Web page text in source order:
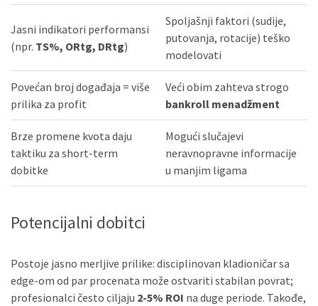
Jasni indikatori performansi
(npr. TS%, ORtg, DRtg)
Spoljašnji faktori (sudije,
putovanja, rotacije) teško
modelovati
Povećan broj događaja = više
prilika za profit
Veći obim zahteva strogo
bankroll menadžment
Brze promene kvota daju
taktiku za short-term
dobitke
Mogući slučajevi
neravnopravne informacije
u manjim ligama
Potencijalni dobitci
Postoje jasno merljive prilike: disciplinovan kladioničar sa
edge-om od par procenata može ostvariti stabilan povrat;
profesionalci često ciljaju 2-5% ROI na duge periode. Takođe,